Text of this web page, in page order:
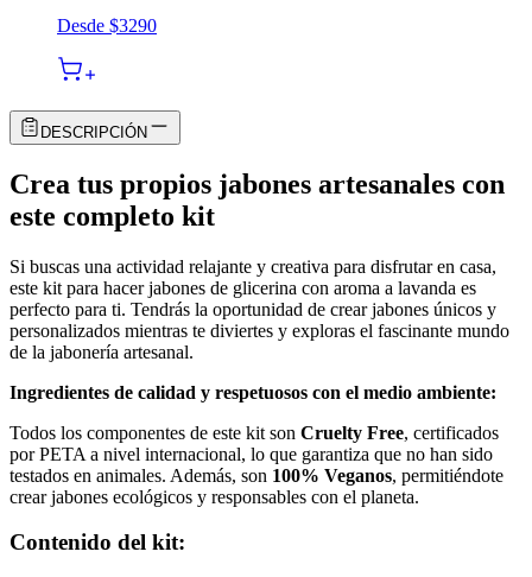
Desde $3290
DESCRIPCIÓN
Crea tus propios jabones artesanales con
este completo kit
Si buscas una actividad relajante y creativa para disfrutar en casa,
este kit para hacer jabones de glicerina con aroma a lavanda es
perfecto para ti. Tendrás la oportunidad de crear jabones únicos y
personalizados mientras te diviertes y exploras el fascinante mundo
de la jabonería artesanal.
Ingredientes de calidad y respetuosos con el medio ambiente:
Todos los componentes de este kit son Cruelty Free, certificados
por PETA a nivel internacional, lo que garantiza que no han sido
testados en animales. Además, son 100% Veganos, permitiéndote
crear jabones ecológicos y responsables con el planeta.
Contenido del kit: